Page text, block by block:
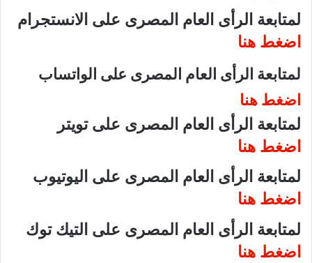
لمتابعة الرأى العام المصرى على الانستجرام
اضغط هنا
لمتابعة الرأى العام المصرى على الواتساب
اضغط هنا
لمتابعة الرأى العام المصرى على تويتر
اضغط هنا
لمتابعة الرأى العام المصرى على اليوتيوب
اضغط هنا
لمتابعة الرأى العام المصرى على التيك توك
اضغط هنا